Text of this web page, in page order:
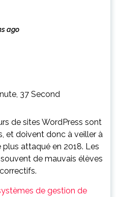
ago
37 Second
de sites WordPress sont
et doivent donc à veiller à
plus attaqué en 2018. Les
de mauvais élèves
de gestion de